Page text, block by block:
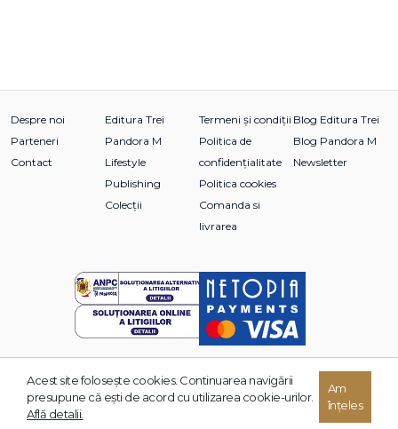
Despre noi
Parteneri
Contact
Editura Trei
Pandora M
Lifestyle
Publishing
Colecții
Termeni și condiții
Politica de
confidențialitate
Politica cookies
Comanda si
livrarea
Blog Editura Trei
Blog Pandora M
Newsletter
© 2026 Grupul Editorial TREI. Toate drepturile rezervate.
Acest site foloseşte cookies. Continuarea navigării
presupune că eşti de acord cu utilizarea cookie-urilor.
Află detalii.
Am
înțeles